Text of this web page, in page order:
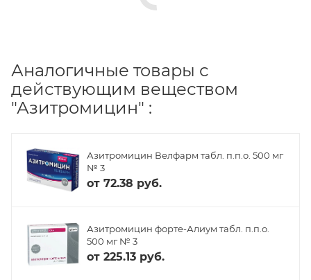
Аналогичные товары с
действующим веществом
"Азитромицин" :
Азитромицин Велфарм табл. п.п.о. 500 мг
№ 3
от 72.38 руб.
Азитромицин форте-Алиум табл. п.п.о.
500 мг № 3
от 225.13 руб.